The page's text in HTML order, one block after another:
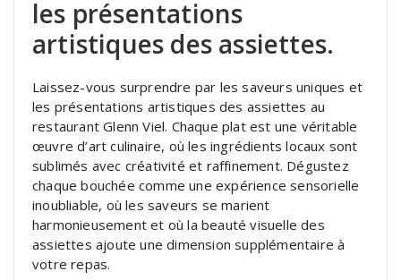
les présentations
artistiques des assiettes.
Laissez-vous surprendre par les saveurs uniques et
les présentations artistiques des assiettes au
restaurant Glenn Viel. Chaque plat est une véritable
œuvre d’art culinaire, où les ingrédients locaux sont
sublimés avec créativité et raffinement. Dégustez
chaque bouchée comme une expérience sensorielle
inoubliable, où les saveurs se marient
harmonieusement et où la beauté visuelle des
assiettes ajoute une dimension supplémentaire à
votre repas.